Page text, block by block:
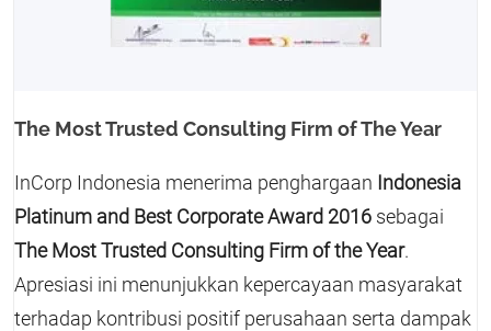
The Most Trusted Consulting Firm of The Year
InCorp Indonesia menerima penghargaan Indonesia
Platinum and Best Corporate Award 2016 sebagai
The Most Trusted Consulting Firm of the Year.
Apresiasi ini menunjukkan kepercayaan masyarakat
terhadap kontribusi positif perusahaan serta dampak